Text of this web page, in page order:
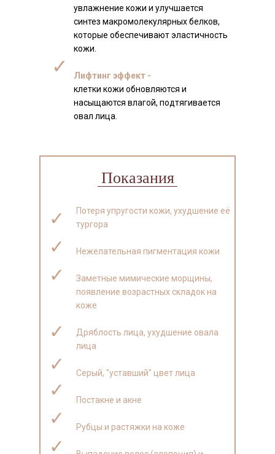
увлажнение кожи и улучшается
синтез макромолекулярных белков,
которые обеспечивают эластичность
кожи.
Лифтинг эффект -
клетки кожи обновляются и
насыщаются влагой, подтягивается
овал лица.
✓
Показания
✓
Потеря упругости кожи, ухудшение её
тургора
Нежелательная пигментация кожи
Заметные мимические морщины,
появление возрастных складок на
коже
Дряблость лица, ухудшение овала
лица
Серый, "уставший" цвет лица
Постакне и акне
Рубцы и растяжки на коже
✓
✓
✓
✓
✓
✓
✓